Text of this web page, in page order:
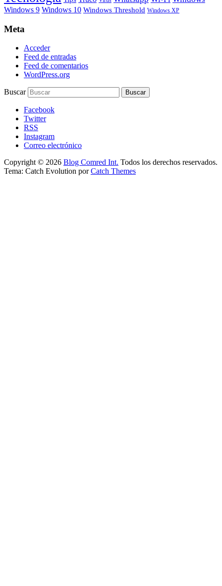
Windows 9 Windows 10 Windows Threshold Windows XP
Meta
Acceder
Feed de entradas
Feed de comentarios
WordPress.org
Buscar
Facebook
Twitter
RSS
Instagram
Correo electrónico
Copyright © 2026 Blog Comred Int. Todos los derechos reservados.
Tema: Catch Evolution porCatch Themes